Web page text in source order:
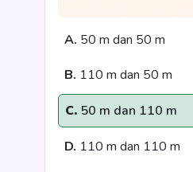
A. 50 m dan 50 m
B. 110 m dan 50 m
C. 50 m dan 110 m
D. 110 m dan 110 m